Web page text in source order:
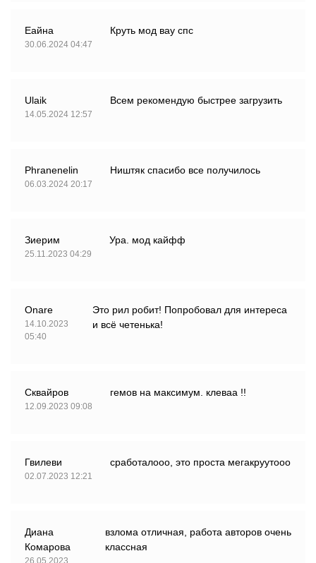
Еайна
30.06.2024 04:47
Круть мод вау спс
Ulaik
14.05.2024 12:57
Всем рекомендую быстрее загрузить
Phranenelin
06.03.2024 20:17
Ништяк спасибо все получилось
Зиерим
25.11.2023 04:29
Ура. мод кайфф
Onare
14.10.2023
05:40
Это рил робит! Попробовал для интереса
и всё четенька!
Сквайров
12.09.2023 09:08
гемов на максимум. клеваа !!
Гвилеви
02.07.2023 12:21
сработалооо, это проста мегакруутооо
Диана
Комарова
26.05.2023
взлома отличная, работа авторов очень
классная